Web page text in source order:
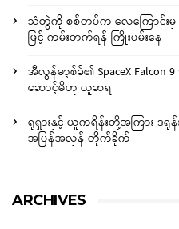
သံတွဲကို စစ်တပ်က လေကြောင်းမှ
ဖြင့် ကမ်းတက်ရန် ကြိုးပမ်းနေ
အီလွန်မာ့စ်ခ်၏ SpaceX Falcon
ဆောင့်မိဟု ယူဆရ
ရုရှားနှင့် ယူကရိန်းတို့အကြား ဒ
အပြန်အလှန် တိုက်ခိုက်
ARCHIVES